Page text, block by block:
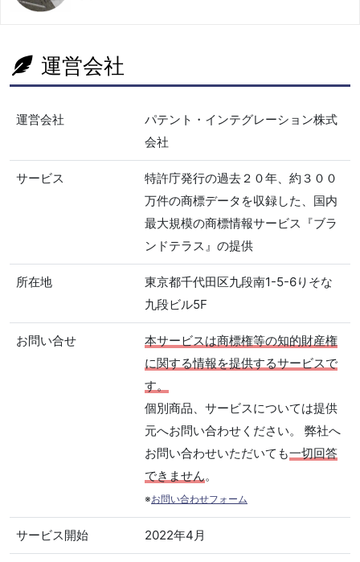
運営会社
運営会社
パテント・インテグレーション株式
会社
サービス
特許庁発行の過去２０年、約３００
万件の商標データを収録した、国内
最大規模の商標情報サービス『ブラ
ンドテラス』の提供
所在地
東京都千代田区九段南1-5-6りそな
九段ビル5F
お問い合せ
本サービスは商標権等の知的財産権
に関する情報を提供するサービスで
す。
個別商品、サービスについては提供
元へお問い合わせください。 弊社へ
お問い合わせいただいても一切回答
できません。
※お問い合わせフォーム
サービス開始 2022年4月